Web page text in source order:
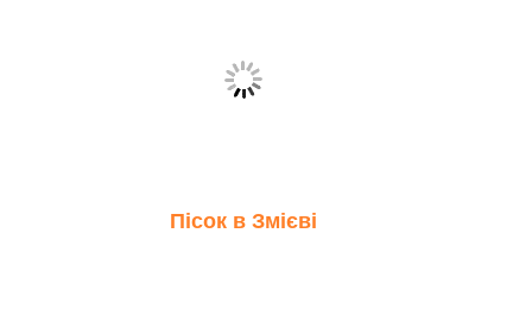
Пісок в Змієві